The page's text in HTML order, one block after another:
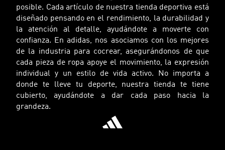
posible. Cada artículo de nuestra tienda deportiva está
diseñado pensando en el rendimiento, la durabilidad y
la atención al detalle, ayudándote a moverte con
confianza. En adidas, nos asociamos con los mejores
de la industria para cocrear, asegurándonos de que
cada pieza de ropa apoye el movimiento, la expresión
individual y un estilo de vida activo. No importa a
donde te lleve tu deporte, nuestra tienda te tiene
cubierto, ayudándote a dar cada paso hacia la
grandeza.